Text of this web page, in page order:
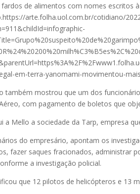
fardos de alimentos com nomes escritos
arte.folha.uol.com.br/cotidiano/
em-terra-yanomami-movimentou-
também mostrou que um dos
com pagamento de boletos que
a Mello a sociedade da Tarp, empresa
do empresário, apontam os
fazer saques fracionados, administrar
a investigação policial.
que 12 pilotos de helicópteros e 13